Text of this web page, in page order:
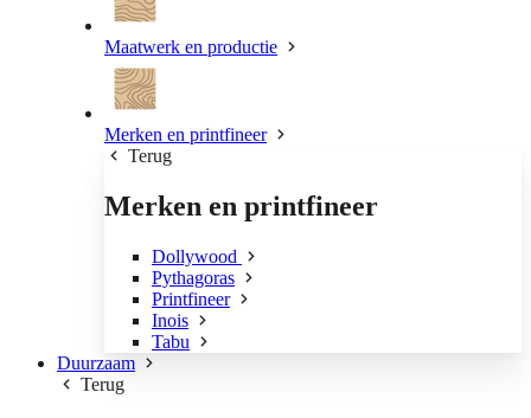
Maatwerk en productie
Merken en printfineer
Terug
Merken en printfineer
Dollywood
Pythagoras
Printfineer
Inois
Tabu
Duurzaam
Terug